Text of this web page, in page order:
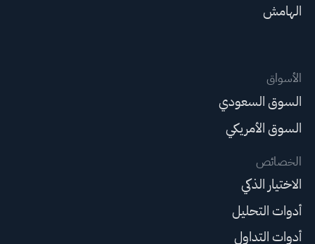
الهامش
الأسواق
السوق السعودي
السوق الأمريكي
الخصائص
الاختيار الذكي
أدوات التحليل
أدوات التداول